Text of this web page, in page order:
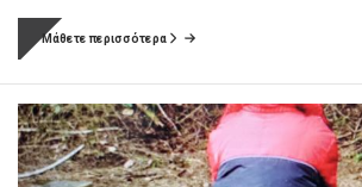
Μάθετε περισσότερα